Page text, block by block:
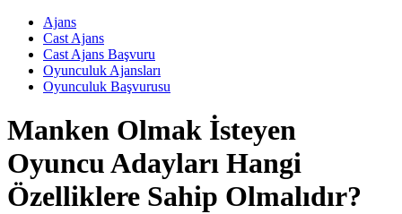
Ajans
Cast Ajans
Cast Ajans Başvuru
Oyunculuk Ajansları
Oyunculuk Başvurusu
Manken Olmak İsteyen
Oyuncu Adayları Hangi
Özelliklere Sahip Olmalıdır?